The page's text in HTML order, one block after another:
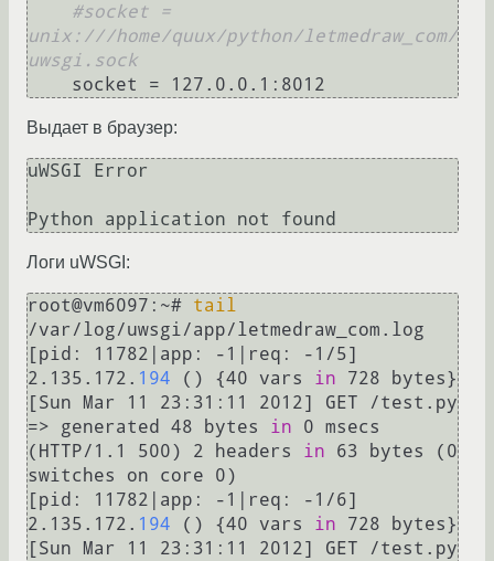
#socket =
unix:///home/quux/python/letmedraw_com/
uwsgi.sock
Выдает в браузер:
uWSGI Error
Python application not found
Логи uWSGI:
root@vm6097:~# tail
/var/log/uwsgi/app/letmedraw_com.log
[pid: 11782|app: -1|req: -1/5]
2.135.172. 194 () {40 vars in 728 bytes}
[Sun Mar 11 23:31:11 2012] GET /test.py
=> generated 48 bytes in 0 msecs
(HTTP/1.1 500) 2 headers in 63 bytes (0
switches on core 0)
[pid: 11782|app: -1|req: -1/6]
2.135.172. 194 () {40 vars in 728 bytes}
[Sun Mar 11 23:31:11 2012] GET /test.py